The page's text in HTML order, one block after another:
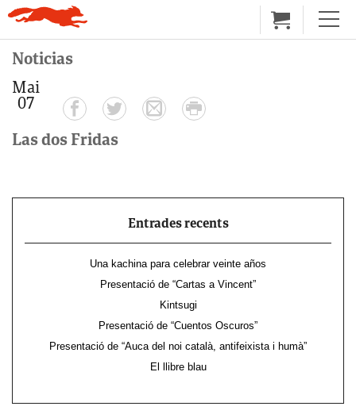
Noticias
Mai
07
Las dos Fridas
Entrades recents
Una kachina para celebrar veinte años
Presentació de “Cartas a Vincent”
Kintsugi
Presentació de “Cuentos Oscuros”
Presentació de “Auca del noi català, antifeixista i humà”
El llibre blau